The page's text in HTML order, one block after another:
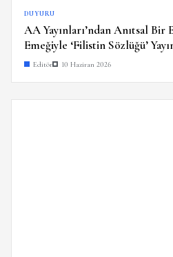
DUYURU
AA Yayınları’ndan Anıtsal Bir
Emeğiyle ‘Filistin Sözlüğü’
Editör 10 Haziran 2026